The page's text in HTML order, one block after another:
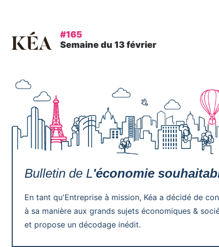
#165
Semaine du 13 février
Bulletin de L'économie
En tant qu'Entreprise à mission, Kéa a décidé de
à sa manière aux grands sujets économiques &
et propose un décodage inédit.